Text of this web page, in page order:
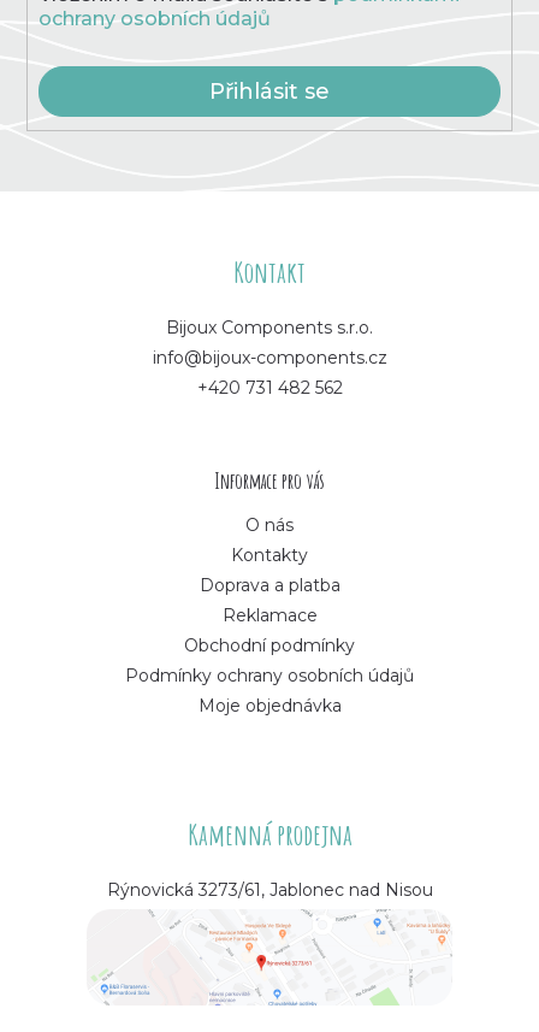
s
ochrany osobních údajů
Přihlásit se
Kontakt
Bijoux Components s.r.o.
info@bijoux-components.cz
+420 731 482 562
Informace pro vás
O nás
Kontakty
Doprava a platba
Reklamace
Obchodní podmínky
Podmínky ochrany osobních údajů
Moje objednávka
Kamenná prodejna
Rýnovická 3273/61, Jablonec nad Nisou